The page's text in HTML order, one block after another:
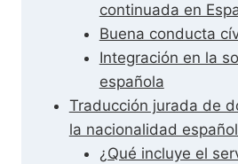
continuada en
Buena conducta
Integración en la
española
Traducción jurada de
la nacionalidad
¿Qué incluye el